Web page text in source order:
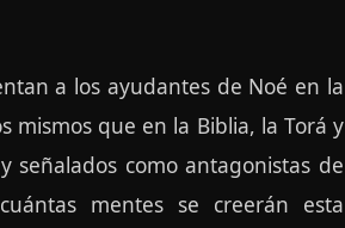
a los ayudantes de Noé en la
mismos que en la Biblia, la Torá y
señalados como antagonistas de
mentes se creerán esta